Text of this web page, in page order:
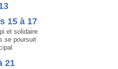
15 à 17
et solidaire
se poursuit
21